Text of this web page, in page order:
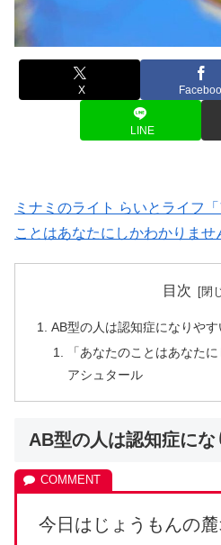
X
LINE
ミナミのライト らいとライフ
ことはあなたにしかわかりませ
目次
AB型の人は認知症になりやす
「あなたのことはあなた
アシュタール
AB型の人は認知症にな
今日はじょうもんの